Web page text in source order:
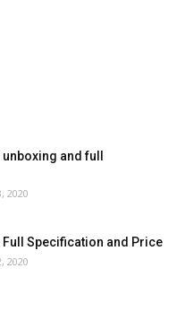
unboxing and full
2020
Full Specification and Price
2020